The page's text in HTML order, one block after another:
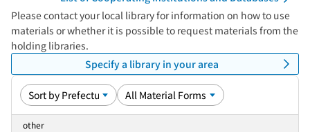
Please contact your local library for information on how to use
materials or whether it is possible to request materials from the
holding libraries.
Specify a library in your area
other